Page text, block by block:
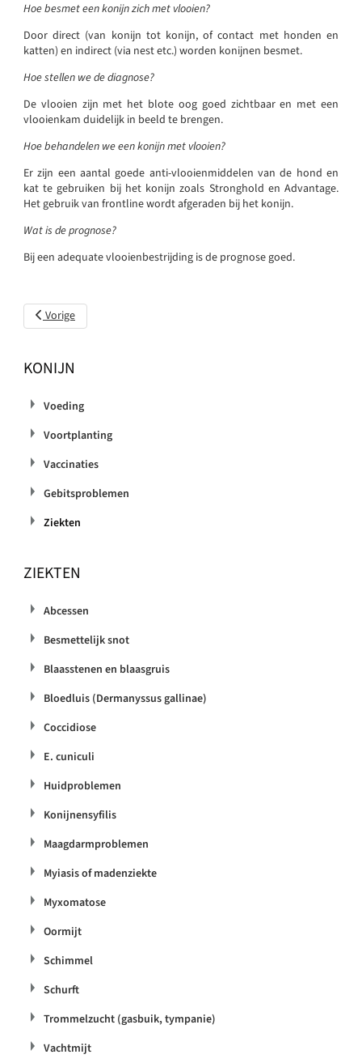
Hoe besmet een konijn zich met vlooien?
Door direct (van konijn tot konijn, of contact met honden en
katten) en indirect (via nest etc.) worden konijnen besmet.
Hoe stellen we de diagnose?
De vlooien zijn met het blote oog goed zichtbaar en met een
vlooienkam duidelijk in beeld te brengen.
Hoe behandelen we een konijn met vlooien?
Er zijn een aantal goede anti-vlooienmiddelen van de hond en
kat te gebruiken bij het konijn zoals Stronghold en Advantage.
Het gebruik van frontline wordt afgeraden bij het konijn.
Wat is de prognose?
Bij een adequate vlooienbestrijding is de prognose goed.
Vorig artikel: VHD (Viral Haemorrhagic Disease)
Vorige
KONIJN
Voeding
Voortplanting
Vaccinaties
Gebitsproblemen
Ziekten
ZIEKTEN
Abcessen
Besmettelijk snot
Blaasstenen en blaasgruis
Bloedluis (Dermanyssus gallinae)
Coccidiose
E. cuniculi
Huidproblemen
Konijnensyfilis
Maagdarmproblemen
Myiasis of madenziekte
Myxomatose
Oormijt
Schimmel
Schurft
Trommelzucht (gasbuik, tympanie)
Vachtmijt